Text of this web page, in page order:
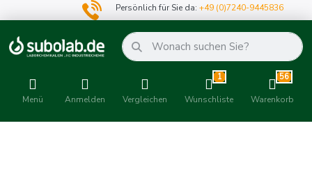
Persönlich für Sie da:+49 (0)7240-9445836
Menü Anmelden Vergleichen
1
Wunschliste
56
Warenkorb